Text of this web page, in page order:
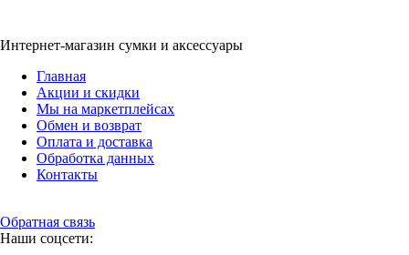
Интернет-магазин сумки и аксессуары
Главная
Акции и скидки
Мы на маркетплейсах
Обмен и возврат
Оплата и доставка
Обработка данных
Контакты
Обратная связь
Наши соцсети: